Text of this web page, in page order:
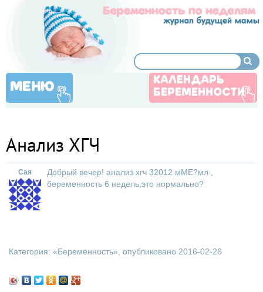
МЕНЮ
КАЛЕНДАРЬ
БЕРЕМЕННОСТИ
Анализ ХГЧ
Сая
Добрый вечер! анализ хгч 32012 мМЕ?мл ,
беременность 6 недель,это нормально?
Категория: «Беременность», опубликовано 2016-02-26